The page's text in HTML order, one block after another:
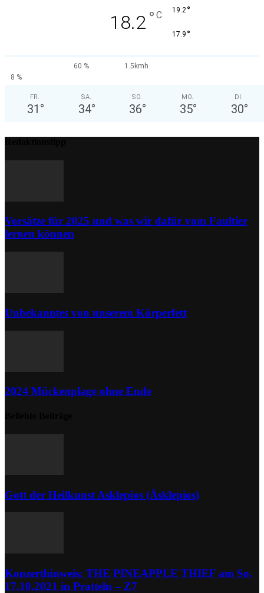
18.2 ° C 19.2°
17.9 °
60 %
1.5kmh
8 %
FR.
31 °
SA.
34°
SO.
36°
MO.
35°
DI.
30°
Vorsätze für 2025 und was wir dafür vom Faultier
lernen können
Unbekanntes von unserem Körperfett
2024 Mückenplage ohne Ende
Gott der Heilkunst Asklepios (Äsklepios)
Konzerthinweis: THE PINEAPPLE THIEF am So.
17.10.2021 in Pratteln – Z7